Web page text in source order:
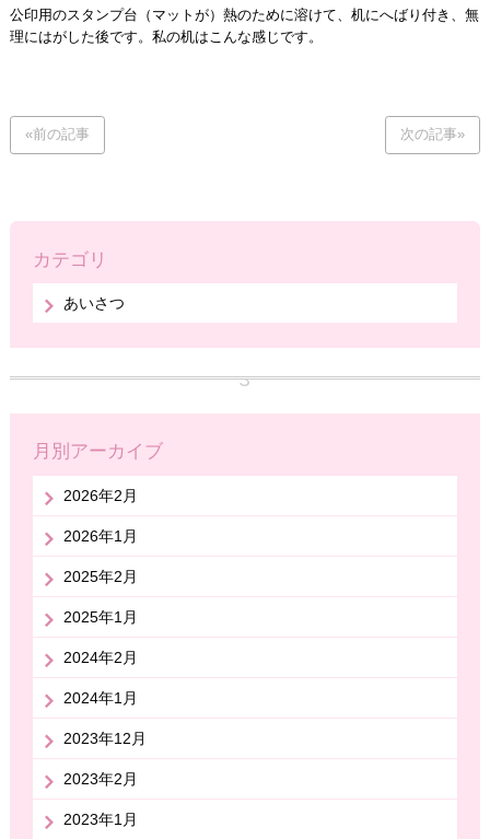
公印用のスタンプ台（マットが）熱のために溶けて、机にへばり付き、無
理にはがした後です。私の机はこんな感じです。
«前の記事 次の記事»
カテゴリ
あいさつ
月別アーカイブ
2026年2月
2026年1月
2025年2月
2025年1月
2024年2月
2024年1月
2023年12月
2023年2月
2023年1月